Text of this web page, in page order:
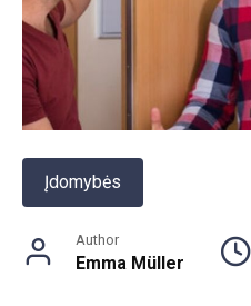
Įdomybės
Author
Emma Müller